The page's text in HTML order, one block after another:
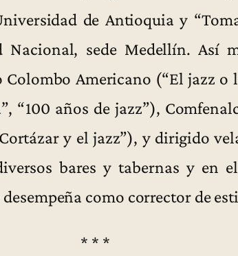
de Antioquia y
Nacional, sede Medellín. Así
Colombo Americano (“El jazz o
“100 años de jazz”),
y el jazz”), y dirigido
bares y tabernas y en
como corrector de
* * *